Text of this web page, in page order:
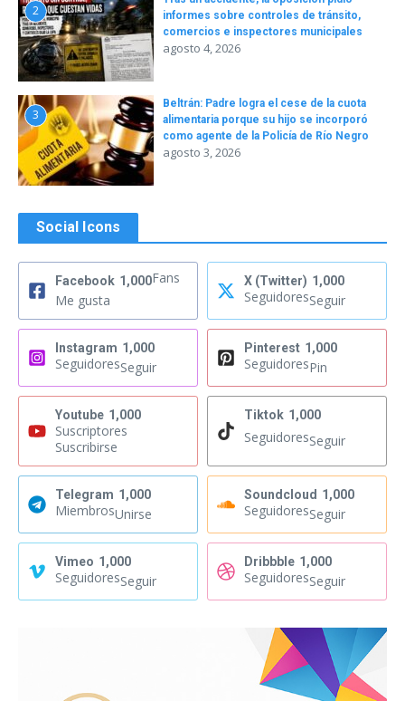
2
informes sobre controles de tránsito,
comercios e inspectores municipales
agosto 4, 2026
3
Beltrán: Padre logra el cese de la cuota
alimentaria porque su hijo se incorporó
como agente de la Policía de Río Negro
agosto 3, 2026
Social Icons
Facebook 1,000Fans
Me gusta
X (Twitter) 1,000
SeguidoresSeguir
Instagram 1,000
SeguidoresSeguir
Pinterest 1,000
SeguidoresPin
Youtube 1,000
Suscriptores
Suscribirse
Tiktok 1,000
SeguidoresSeguir
Telegram 1,000
MiembrosUnirse
Soundcloud 1,000
SeguidoresSeguir
Vimeo 1,000
SeguidoresSeguir
Dribbble 1,000
SeguidoresSeguir